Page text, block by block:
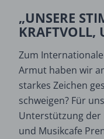
„UNSERE
KRAFTVOLL,
Zum
Armut haben wir
starkes Zeichen
schweigen? Für
Unterstützung der
und Musikcafe